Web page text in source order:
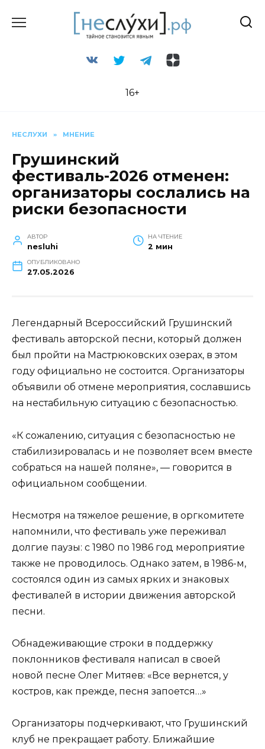
16+
НЕСЛУХИ » МНЕНИЕ
Грушинский
фестиваль-2026 отменен:
организаторы сослались на
риски безопасности
АВТОР
nesluhi
НА ЧТЕНИЕ
2 мин
ОПУБЛИКОВАНО
27.05.2026
Легендарный Всероссийский Грушинский
фестиваль авторской песни, который должен
был пройти на Мастрюковских озерах, в этом
году официально не состоится. Организаторы
объявили об отмене мероприятия, сославшись
на нестабильную ситуацию с безопасностью.
«К сожалению, ситуация с безопасностью не
стабилизировалась и не позволяет всем вместе
собраться на нашей поляне», — говорится в
официальном сообщении.
Несмотря на тяжелое решение, в оргкомитете
напомнили, что фестиваль уже переживал
долгие паузы: с 1980 по 1986 год мероприятие
также не проводилось. Однако затем, в 1986-м,
состоялся один из самых ярких и знаковых
фестивалей в истории движения авторской
песни.
Обнадеживающие строки в поддержку
поклонников фестиваля написал в своей
новой песне Олег Митяев: «Все вернется, у
костров, как прежде, песня запоется…»
Организаторы подчеркивают, что Грушинский
клуб не прекращает работу. Ближайшие